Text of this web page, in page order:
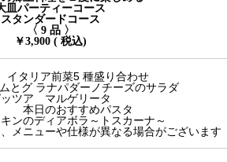
皿パーティーコース
スタンダードコース
〈 9 品 〉
￥3,900 ( 税込)
リア前菜5 種盛り合わせ
グ ラナパダーノチーズのサラダ
ッツア マルゲリータ
本日のおすすめパスタ
のディアボラ～トスカーナ～
メニューや仕様が異なる場合がございます